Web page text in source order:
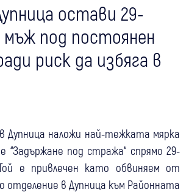
остави 29-
под постоянен
риск да избяга в
Дупница наложи най-тежката мярка
“Задържане под стража“ спрямо 29-
е привлечен като обвиняем от
отделение в Дупница към Районната